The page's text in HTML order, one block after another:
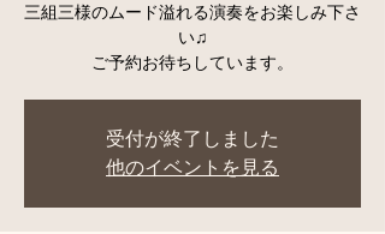
三組三様のムード溢れる演奏をお楽しみ下さ
い♫
ご予約お待ちしています。
受付が終了しました
他のイベントを見る